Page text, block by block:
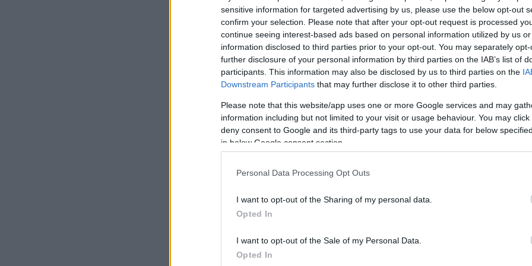
sensitive information for targeted advertising by us, please use the below opt-out
confirm your selection. Please note that after your opt-out request is processed
continue seeing interest-based ads based on personal information utilized by us
information disclosed to third parties prior to your opt-out. You may separately
further disclosure of your personal information by third parties on the IAB’s list of
participants. This information may also be disclosed by us to third parties on the
Downstream Participants that may further disclose it to other third parties.
Please note that this website/app uses one or more Google services and may
information including but not limited to your visit or usage behaviour. You may
deny consent to Google and its third-party tags to use your data for below
in below Google consent section.
Personal Data Processing Opt Outs
I want to opt-out of the Sharing of my personal data.
Opted In
I want to opt-out of the Sale of my Personal Data.
Opted In
ΔΙΑΦΗΜΙΣΗ